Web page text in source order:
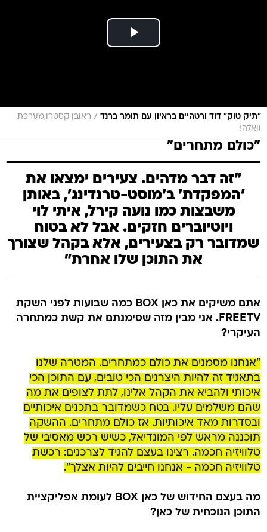
"תיק טוק" דוד ורטהיים בראיון עם תומר ברנד / ראובן קסטרו,מערכת
וואלה!
"כולם מתחרים"
"זה דבר מדהים. צעירים ימצאו את
'המפקדת' ב'מוסט-טרנדינג', באותן
משבצות כמו נועה קירל, איתי לוי
ויוטיוברים חזקים. אבל לא בטוח
שמדובר רק בצעירים, אלא בקהל שצורך
את התוכן שלו אחרת"
אתם משיקים את כאן BOX כמה שבועות לפני השקת
FREETV. אני מבין מזה שסימנתם את קשת כמתחרה
העיקרי?
"אנחנו מסמנים את כולם כמתחרים. המטרה שלנו
בתאגיד זה להיות היצרנים הכי טובים, עם התוכן הכי
איכותי ולהביא את הקהל אלינו, לתת לצופים את מה
שהם משלמים עליו. בטח כשמדובר בתכנים איכותיים
ובסדרות מאד איכותיות. אז כולם מתחרים. ההשקה
תוכננה מראש לפי המונדיאל, כשיש רכש מאסיבי של
טלוויזיה חכמה. רצינו בעצם להגיד לצרכנים: רכשת
טלוויזיה חכמה - אנחנו חייבים להיות אצלך".
מה בעצם החידוש של כאן BOX לעומת אפליקציית
התוכן הנוכחית של כאן?